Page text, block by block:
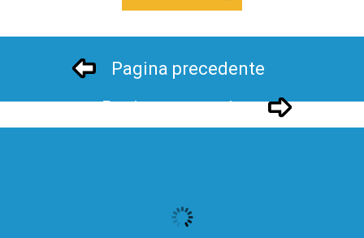
Pagina precedente
Pagina successivo